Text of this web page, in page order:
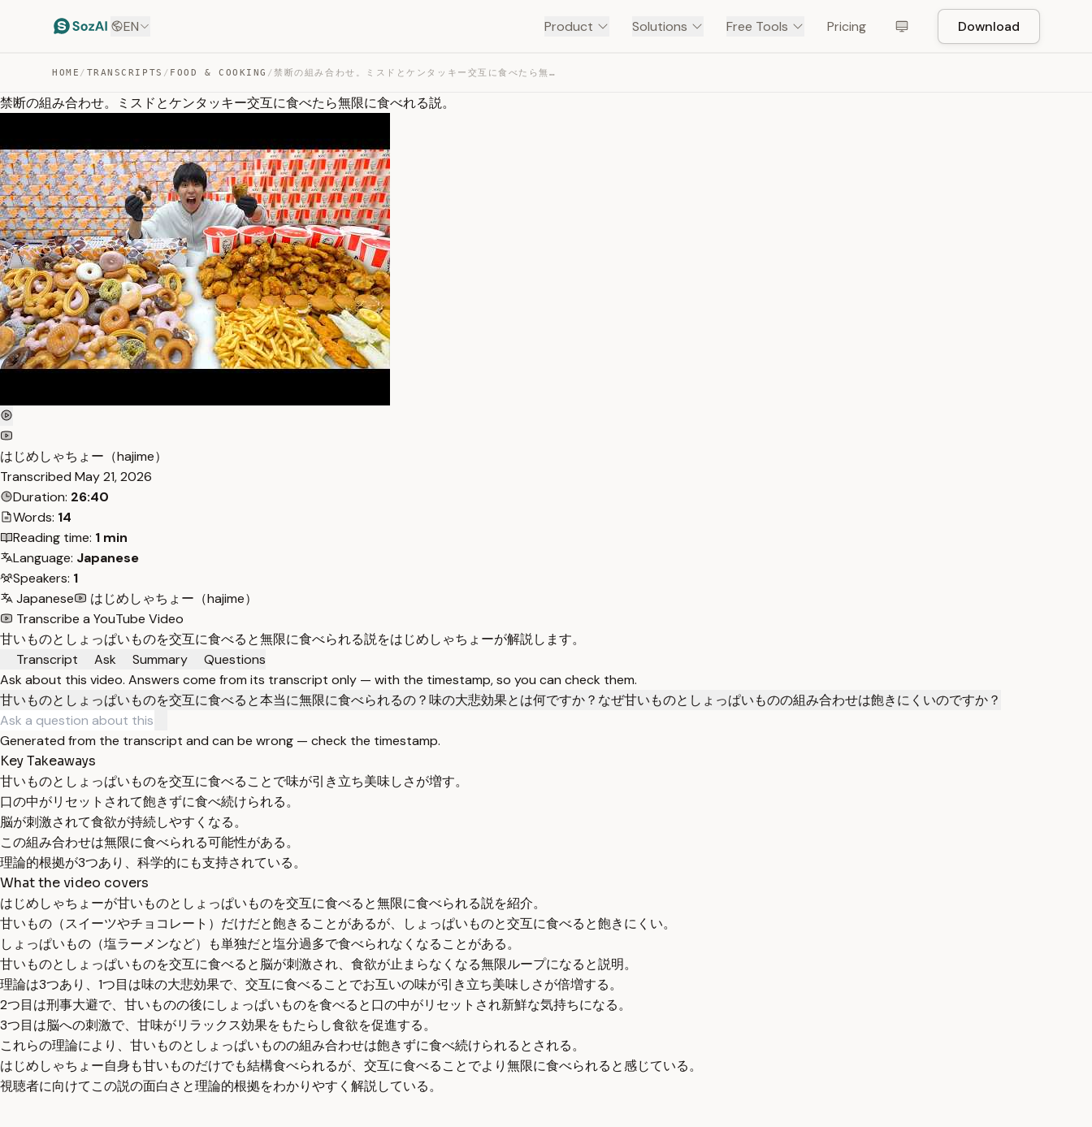
EN Product Solutions Free Tools Pricing Download
HOME / TRANSCRIPTS / FOOD & COOKING / 禁断の組み合わせ。ミスドとケンタッキー交互に食べたら無限に食べれる説。 — TRANSCRIPT
禁断の組み合わせ。ミスドとケンタッキー交互に食べたら無限に食べれる説。
はじめしゃちょー（hajime）
Transcribed May 21, 2026
Duration: 26:40
Words: 14
Reading time: 1 min
Language: Japanese
Speakers: 1
Japanese
はじめしゃちょー（hajime）
Transcribe a YouTube Video
甘いものとしょっぱいものを交互に食べると無限に食べられる説をはじめしゃちょーが解説します。
Transcript
Ask Summary
Questions
Ask about this video. Answers come from its transcript only — with the timestamp, so you can check them.
甘いものとしょっぱいものを交互に食べると本当に無限に食べられるの？味の大悲効果とは何ですか？ なぜ甘いものとしょっぱいものの組み合わせは飽きにくいのですか？
Generated from the transcript and can be wrong — check the timestamp.
Key Takeaways
甘いものとしょっぱいものを交互に食べることで味が引き立ち美味しさが増す。
口の中がリセットされて飽きずに食べ続けられる。
脳が刺激されて食欲が持続しやすくなる。
この組み合わせは無限に食べられる可能性がある。
理論的根拠が3つあり、科学的にも支持されている。
What the video covers
はじめしゃちょーが甘いものとしょっぱいものを交互に食べると無限に食べられる説を紹介。
甘いもの（スイーツやチョコレート）だけだと飽きることがあるが、しょっぱいものと交互に食べると飽きにくい。
しょっぱいもの（塩ラーメンなど）も単独だと塩分過多で食べられなくなることがある。
甘いものとしょっぱいものを交互に食べると脳が刺激され、食欲が止まらなくなる無限ループになると説明。
理論は3つあり、1つ目は味の大悲効果で、交互に食べることでお互いの味が引き立ち美味しさが倍増する。
2つ目は刑事大避で、甘いものの後にしょっぱいものを食べると口の中がリセットされ新鮮な気持ちになる。
3つ目は脳への刺激で、甘味がリラックス効果をもたらし食欲を促進する。
これらの理論により、甘いものとしょっぱいものの組み合わせは飽きずに食べ続けられるとされる。
はじめしゃちょー自身も甘いものだけでも結構食べられるが、交互に食べることでより無限に食べられると感じている。
視聴者に向けてこの説の面白さと理論的根拠をわかりやすく解説している。